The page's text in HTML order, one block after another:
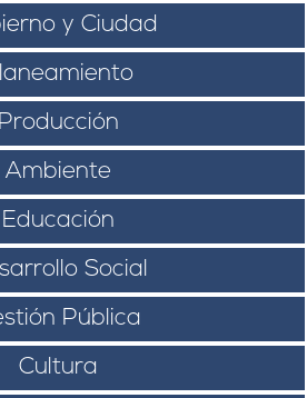
y Ciudad
Producción
Ambiente
Educación
Social
Pública
Cultura